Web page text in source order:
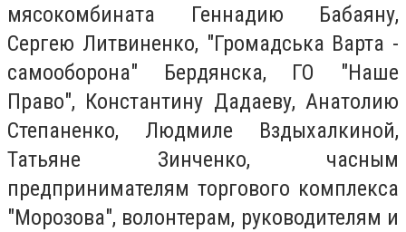
мясокомбината Геннадию Бабаяну,
Сергею Литвиненко, "Громадська Варта -
самооборона" Бердянска, ГО "Наше
Право", Константину Дадаеву, Анатолию
Степаненко, Людмиле Вздыхалкиной,
Татьяне Зинченко, часным
предпринимателям торгового комплекса
"Морозова", волонтерам, руководителям и